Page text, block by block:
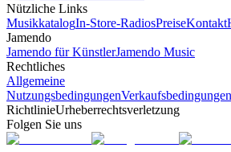
Nützliche Links
MusikkatalogIn-Store-RadiosPreiseKontakt
Jamendo
Jamendo für KünstlerJamendo Music
Rechtliches
Allgemeine
NutzungsbedingungenVerkaufsbedingungen
RichtlinieUrheberrechtsverletzung
Folgen Sie uns